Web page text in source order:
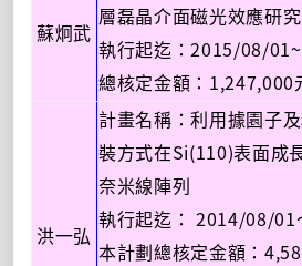
蘇炯武
層磊晶介面磁光效應研究
執行起迄：2015/08/
總核定金額： 1,247,000
洪一弘
計畫名稱：利用據園子
裝方式在Si(110)表面成
奈米線陣列
執行起迄：
2014/08/01
本計劃總核定金額：